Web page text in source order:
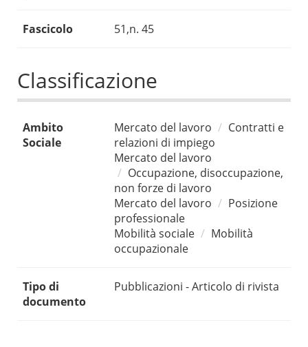
Fascicolo 51,n. 45
Classificazione
Ambito
Sociale
Mercato del lavoro
Contratti e
relazioni di impiego
Mercato del lavoro
Occupazione, disoccupazione,
non forze di lavoro
Mercato del lavoro
Posizione
professionale
Mobilità sociale
Mobilità
occupazionale
Tipo di
documento
Pubblicazioni - Articolo di rivista